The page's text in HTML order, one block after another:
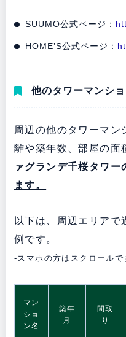
SUUMO公式ページ：
HOME’S公式ページ：
他のタワーマンシ
周辺の他のタワーマン
離や築年数、部屋の面
ァグランデ千桜タワー
ます。
以下は、周辺エリアで
例です。
-スマホの方はスクロールで
マン
ショ
ン名
築年
月
間取
り